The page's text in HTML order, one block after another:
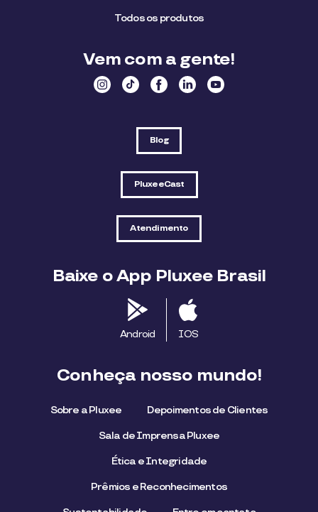
Todos os produtos
Vem com a gente!
Blog
PluxeeCast
Atendimento
Baixe o App Pluxee Brasil
Android IOS
Conheça nosso mundo!
Sobre a Pluxee Depoimentos de Clientes
Sala de Imprensa Pluxee
Ética e Integridade
Prêmios e Reconhecimentos